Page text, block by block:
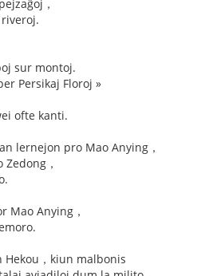
，
sur montoj.
Persikaj Floroj »
ofte kanti.
lernejon pro Mao Anying，
，
Mao Anying，
，kiun malbonis